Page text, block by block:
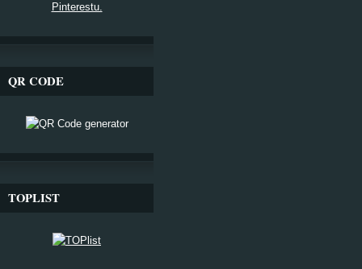
Pinterestu.
QR CODE
TOPLIST